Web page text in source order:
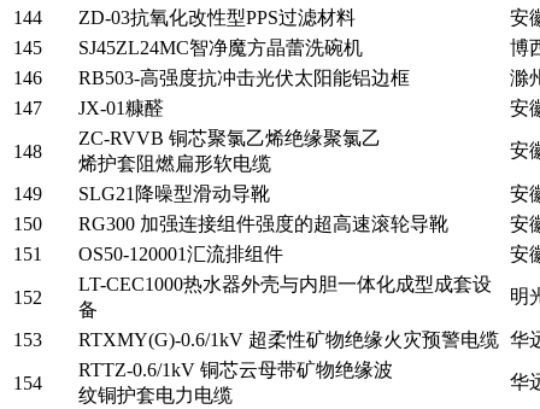
144 ZD-03抗氧化改性型PPS过滤材料
安
145
SJ45ZL24MC智净魔方晶蕾洗碗机
博
146
RB503-高强度抗冲击光伏太阳能铝边框
滁
147
JX-01糠醛 安
148
ZC-RVVB 铜芯聚氯乙烯绝缘聚氯乙
烯护套阻燃扁形软电缆
安
149 SLG21降噪型滑动导靴
安
150
RG300 加强连接组件强度的超高速滚轮导靴
安
151
OS50-120001汇流排组件 安
152
LT-CEC1000热水器外壳与内胆一体化成型成套设
备
明
153 RTXMY(G)-0.6/1kV 超柔性矿物绝缘火灾预警电缆 华
154
RTTZ-0.6/1kV 铜芯云母带矿物绝缘波
纹铜护套电力电缆
华